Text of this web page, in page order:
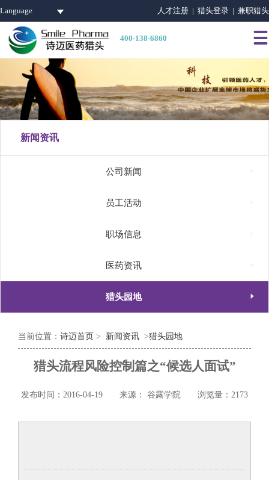
Language 人才注册 | 猎头登录 | 兼职猎头
400-138-6860 
新闻资讯
公司新闻
员工活动
职场信息
医药资讯
猎头园地 
当前位置： 诗迈首页 > 新闻资讯 >猎头园地
猎头流程风险控制篇之“候选人面试”
发布时间：2016-04-19 来源： 谷露学院 浏览量：2173